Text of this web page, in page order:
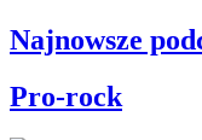
Najnowsze
Pro-rock